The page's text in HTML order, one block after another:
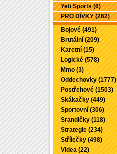
Yeti Sports (6)
PRO DÍVKY (262)
Bojové (491)
Brutální (209)
Karetní (15)
Logické (578)
Mmo (3)
Oddechovky (1777)
Postřehové (1503)
Skákačky (449)
Sportovní (306)
Srandičky (118)
Strategie (234)
Střílečky (498)
Videa (22)